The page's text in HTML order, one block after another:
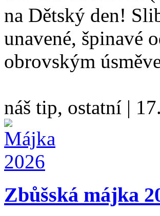
na Dětský den!
unavené, špinavé
obrovským
náš tip, ostatní |
Zbůšská májka